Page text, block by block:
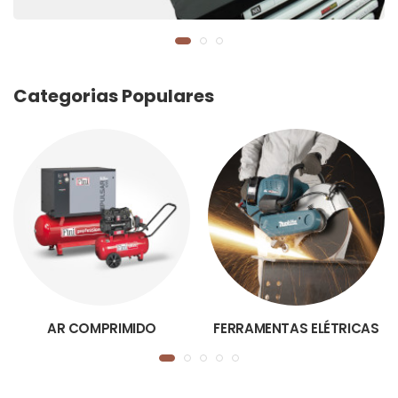
Categorias Populares
AR COMPRIMIDO FERRAMENTAS ELÉTRICAS